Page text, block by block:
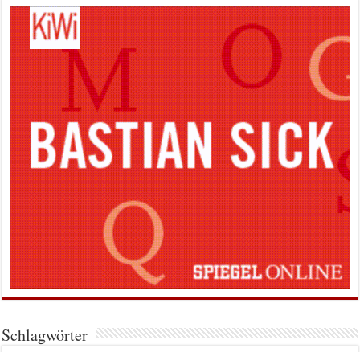
Schlagwörter